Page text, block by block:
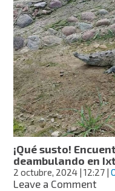
en
la
¡Qué susto!
deambulando en
2 octubre, 2024 | 12:27 |
Leave a Commenton